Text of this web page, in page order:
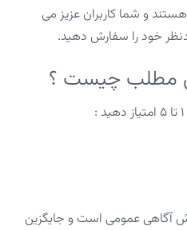
و شما کاربران عزیز می
خود را سفارش دهید.
مطلب چیست ؟
آگاهی عمومی است و جایگزین